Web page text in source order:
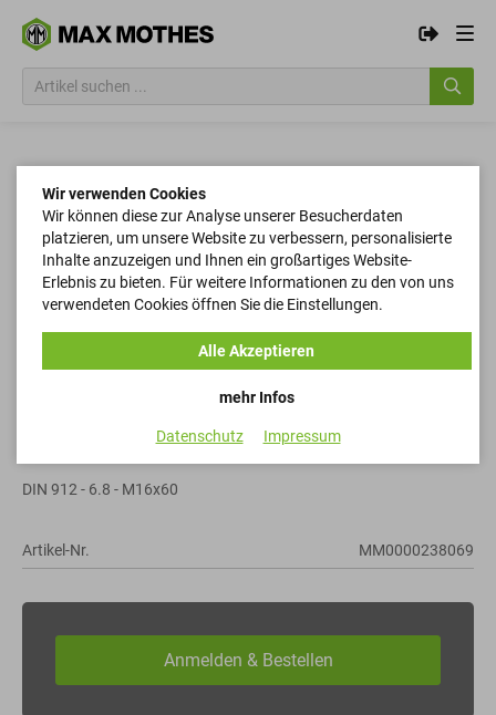
Zylinderschrauben
DIN 912 - 6.8 - M16x60
Artikel-Nr. MM0000238069
Wir verwenden Cookies
Wir können diese zur Analyse unserer Besucherdaten
platzieren, um unsere Website zu verbessern, personalisierte
Inhalte anzuzeigen und Ihnen ein großartiges Website-
Erlebnis zu bieten. Für weitere Informationen zu den von uns
verwendeten Cookies öffnen Sie die Einstellungen.
mehr Infos
Alle Akzeptieren
Datenschutz Impressum